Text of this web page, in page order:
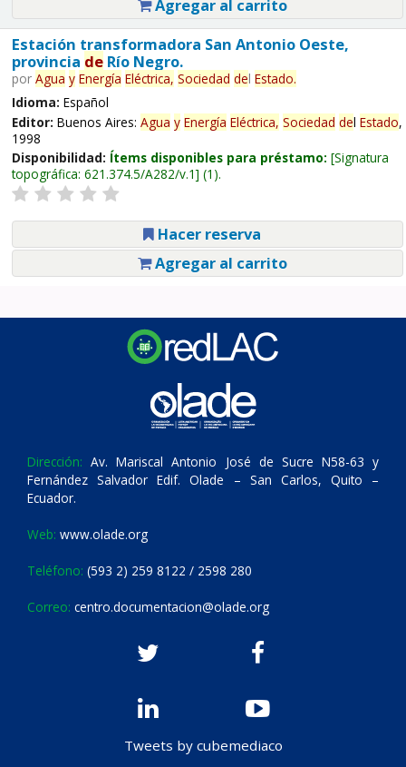
Agregar al carrito
Estación transformadora San Antonio Oeste,
provincia deRío Negro.
por Agua y Energía Eléctrica, Sociedad del Estado.
Idioma: Español
Editor: Buenos Aires: Agua y Energía Eléctrica, Sociedad del Estado,
1998
Disponibilidad: Ítems disponibles para préstamo: Signatura
topográfica: 621.374.5/A282/v.1 (1).
Hacer reserva
Agregar al carrito
Dirección: Av. Mariscal Antonio José de Sucre N58-63 y
Fernández Salvador Edif. Olade – San Carlos, Quito –
Ecuador.
Web: www.olade.org
Teléfono: (593 2) 259 8122 / 2598 280
Correo: centro.documentacion@olade.org
Tweets by cubemediaco